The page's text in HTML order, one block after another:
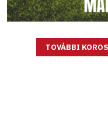
TOVÁBBI